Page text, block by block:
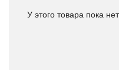
У этого товара пока